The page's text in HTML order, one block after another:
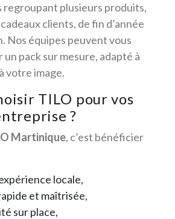
regroupant plusieurs produits,
clients, de fin d’année
Nos équipes peuvent vous
un pack sur mesure, adapté à
votre image.
TILO pour vos
?
Martinique, c’est bénéficier
locale,
et maîtrisée,
sur place,